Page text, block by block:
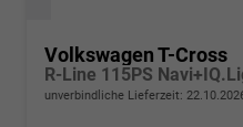
Volkswagen T-Cross
unverbindliche Lieferzeit: